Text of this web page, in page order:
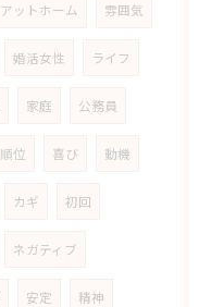
アットホーム 雰囲気
婚活女性 ライフ
家庭 公務員
順位 喜び 動機
カギ 初回
ネガティブ
安定 精神